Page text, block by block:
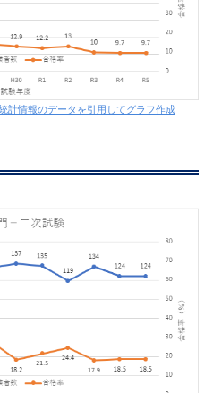
情報のデータを引用してグラフ作成